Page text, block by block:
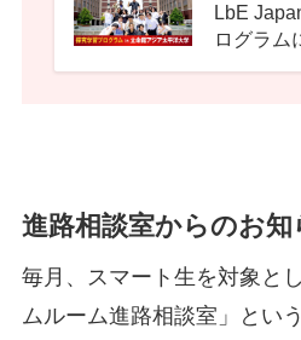
LbE
ログラム
進路相談室からのお知
毎月、スマート生を対象と
ムルーム進路相談室」とい